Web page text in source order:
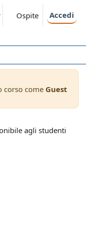
Ospite Accedi
corso come Guest
agli studenti